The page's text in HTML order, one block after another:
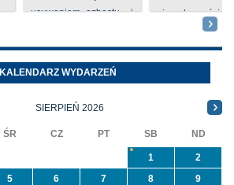
usuwaniem azbestu i
azbest w ramach
programu
priorytetowego
NFOŚiGW pn.
nieruchomości nr
Oleszycach
Orzeszkowej.
informacji ...
KALENDARZ WYDARZEŃ
SIERPIEŃ 2026
ŚR CZ PT SB ND
1
2
5 6 7 8
9